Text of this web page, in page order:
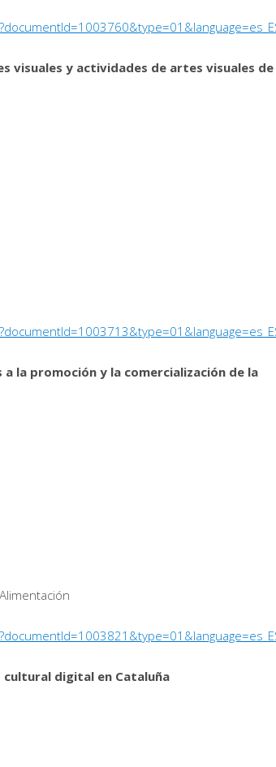
visuales y actividades de artes visuales de
la promoción y la comercialización de la
cultural digital en Cataluña